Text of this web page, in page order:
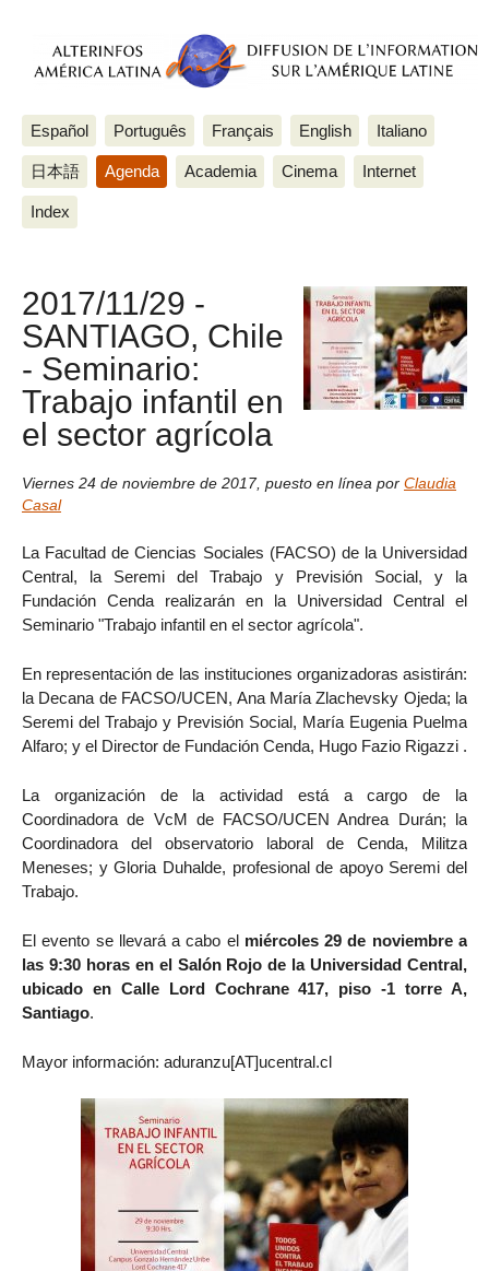
Español Português Français English Italiano
日本語 Agenda Academia Cinema Internet
Index
2017/11/29 -
SANTIAGO, Chile
- Seminario:
Trabajo infantil en
el sector agrícola
Viernes 24 de noviembre de 2017, puesto en línea por Claudia
Casal
La Facultad de Ciencias Sociales (FACSO) de la Universidad
Central, la Seremi del Trabajo y Previsión Social, y la
Fundación Cenda realizarán en la Universidad Central el
Seminario "Trabajo infantil en el sector agrícola".
En representación de las instituciones organizadoras asistirán:
la Decana de FACSO/UCEN, Ana María Zlachevsky Ojeda; la
Seremi del Trabajo y Previsión Social, María Eugenia Puelma
Alfaro; y el Director de Fundación Cenda, Hugo Fazio Rigazzi .
La organización de la actividad está a cargo de la
Coordinadora de VcM de FACSO/UCEN Andrea Durán; la
Coordinadora del observatorio laboral de Cenda, Militza
Meneses; y Gloria Duhalde, profesional de apoyo Seremi del
Trabajo.
El evento se llevará a cabo el miércoles 29 de noviembre a
las 9:30 horas en el Salón Rojo de la Universidad Central,
ubicado en Calle Lord Cochrane 417, piso -1 torre A,
Santiago.
Mayor información: aduranzu[AT]ucentral.cl